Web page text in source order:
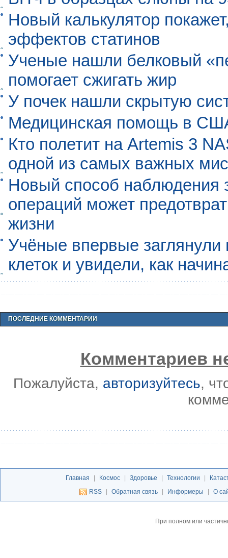
Новый калькулятор
эффектов статинов
Ученые нашли белковый
помогает сжигать жир
У почек нашли скрытую
Медицинская помощь в
Кто полетит на Artemis 3
одной из самых важных
Новый способ наблюдения
операций может
жизни
Учёные впервые
клеток и увидели, как
ПОСЛЕДНИЕ КОММЕНТАРИИ
Комментариев
Пожалуйста, авторизуйтесь,
Главная | Космос | Здоровье | Технологии |
RSS
| Обратная связь | Информеры | О
При полном или